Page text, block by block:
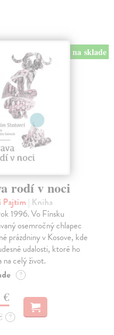
na sklade
rodí v noci
Pajtim | Kniha
1996. Vo Fínsku
osemročný chlapec
prázdniny v Kosove, kde
udalosti, ktoré ho
na celý život.
?
€
?